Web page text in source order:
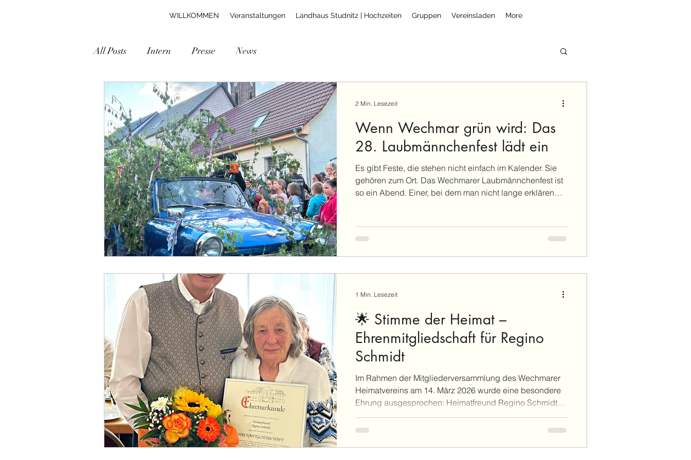
WILLKOMMEN Veranstaltungen Landhaus Studnitz | Hochzeiten Gruppen Vereinsladen More
All Posts Intern Presse News
Wenn Wechmar grün wird: Das
28. Laubmännchenfest lädt ein
Es gibt Feste, die stehen nicht einfach im Kalender. Sie
gehören zum Ort. Das Wechmarer Laubmännchenfest ist
so ein Abend. Einer, bei dem man nicht lange erklären
wieder einmal: Heimat ist nicht nur ein Wort. Heimat
passiert genau dort, wo Menschen miteinander ins
Gespräch kommen. Am Freitag, den 22. Mai 2026, lädt
2 Min. Lesezeit
🌟 Stimme der Heimat –
Ehrenmitgliedschaft für Regino
Schmidt
Im Rahmen der Mitgliederversammlung des Wechmarer
Heimatvereins am 14. März 2026 wurde eine besondere
Ehrung ausgesprochen: Heimatfreund Regino Schmidt
dem 5. Dezember 1992 ist Regino Teil des Wechmarer
1 Min. Lesezeit